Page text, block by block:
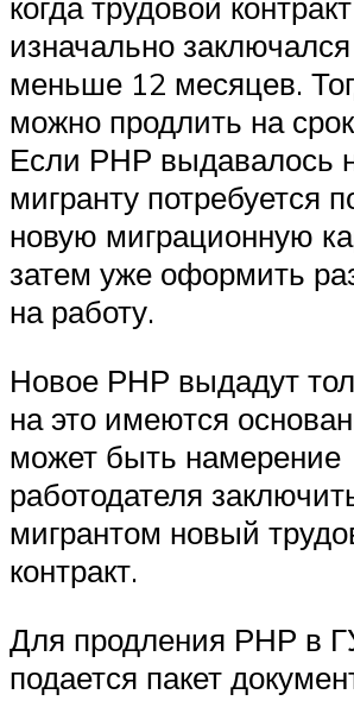
изначально
меньше 12 месяцев.
можно продлить на
Если РНР выдавалось
мигранту потребуется
новую миграционную
затем уже оформить
на работу.
Новое РНР выдадут
на это имеются
может быть намерение
работодателя
мигрантом новый
контракт.
Для продления РНР в
подается пакет